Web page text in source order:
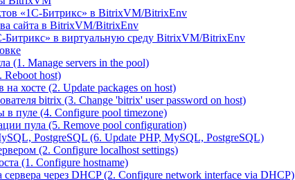
«1С-Битрикс» в BitrixVM/BitrixEnv
сайта в BitrixVM/BitrixEnv
Битрикс» в виртуальную среду BitrixVM/BitrixEnv
(1. Manage servers in the pool)
Reboot host)
хосте (2. Update packages on host)
bitrix (3. Change 'bitrix' user password on host)
в пуле (4. Configure pool timezone)
пула (5. Remove pool configuration)
PostgreSQL (6. Update PHP, MySQL, PostgreSQL)
(2. Configure localhost settings)
(1. Configure hostname)
сервера через DHCP (2. Configure network interface via DHCP)